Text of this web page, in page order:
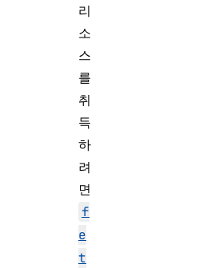
리
소
스
를
취
득
하
려
면
f
e
t